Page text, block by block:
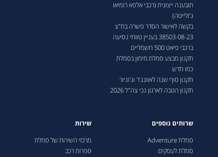
תובענה ייצוגית (רכבי אלפא רומיאו
ג'ולייטה)
בקשה לאישור הסדר פשרה בת"צ
38503-08-23 בעניין טווחי נסיעה
ברכבי פיאט 500 חשמליים
תקנון מבצע סמלת מימון בסמלת
כמו חדש
תקנון סוף שנה לאוונג'ר וג'וניור
תקנון הטבה לארגון נכי צה"ל 2026
שרותים נוספים
סמלת Adventure
סמלת לעסקים
שירות
מרכזי השירות של סמלת
ספרות רכב